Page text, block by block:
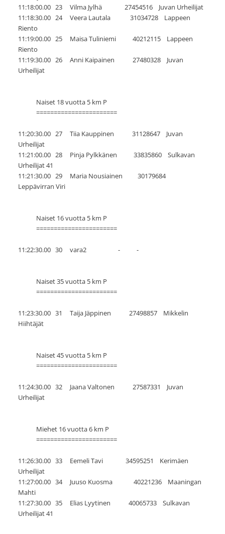
11:18:00.00 23 Vilma Jylhä 27454516 Juvan Urheilijat
11:18:30.00 24 Veera Lautala 31034728 Lappeen
Riento
11:19:00.00 25 Maisa Tuliniemi 40212115 Lappeen
Riento
11:19:30.00 26 Anni Kaipainen 27480328 Juvan
Urheilijat
Naiset 18 vuotta 5 km P
=======================
11:20:30.00 27 Tiia Kauppinen 31128647 Juvan
Urheilijat
11:21:00.00 28 Pinja Pylkkänen 33835860 Sulkavan
Urheilijat 41
11:21:30.00 29 Maria Nousiainen 30179684
Leppävirran Viri
Naiset 16 vuotta 5 km P
=======================
11:22:30.00 30 vara2 - -
Naiset 35 vuotta 5 km P
=======================
11:23:30.00 31 Taija Jäppinen 27498857 Mikkelin
Hiihtäjät
Naiset 45 vuotta 5 km P
=======================
11:24:30.00 32 Jaana Valtonen 27587331 Juvan
Urheilijat
Miehet 16 vuotta 6 km P
=======================
11:26:30.00 33 Eemeli Tavi 34595251 Kerimäen
Urheilijat
11:27:00.00 34 Juuso Kuosma 40221236 Maaningan
Mahti
11:27:30.00 35 Elias Lyytinen 40065733 Sulkavan
Urheilijat 41